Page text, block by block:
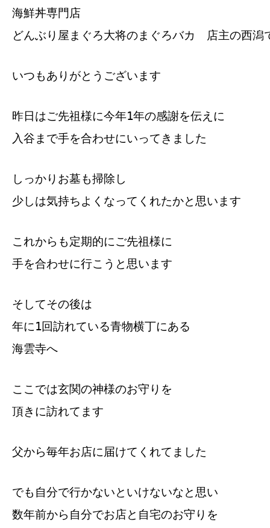
海鮮丼専門店
どんぶり屋まぐろ大将のまぐろバカ 店主の西潟
いつもありがとうございます
昨日はご先祖様に今年1年の感謝を伝えに
入谷まで手を合わせにいってきました
しっかりお墓も掃除し
少しは気持ちよくなってくれたかと思います
これからも定期的にご先祖様に
手を合わせに行こうと思います
そしてその後は
年に1回訪れている青物横丁にある
海雲寺へ
ここでは玄関の神様のお守りを
頂きに訪れてます
父から毎年お店に届けてくれてました
でも自分で行かないといけないなと思い
数年前から自分でお店と自宅のお守りを